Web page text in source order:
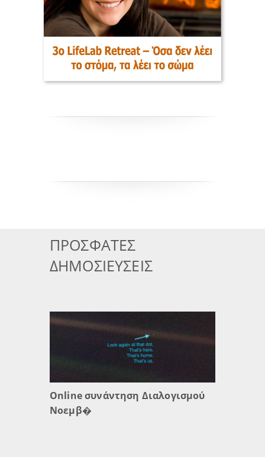
ΠΡΟΣΦΑΤΕΣ
ΔΗΜΟΣΙΕΥΣΕΙΣ
Online συνάντηση Διαλογισμού
Νοεμβ�